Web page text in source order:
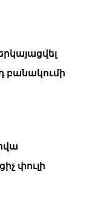
բանակումի
փուլի